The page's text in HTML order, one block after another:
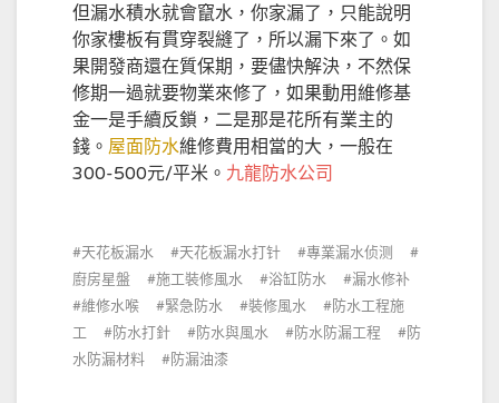
但漏水積水就會竄水，你家漏了，只能說明
你家樓板有貫穿裂縫了，所以漏下來了。如
果開發商還在質保期，要儘快解決，不然保
修期一過就要物業來修了，如果動用維修基
金一是手續反鎖，二是那是花所有業主的
錢。 屋面防水維修費用相當的大，一般在
300-500元/平米。 九龍防水公司
天花板漏水 天花板漏水打针
專業漏水侦测
廚房星盤
施工裝修風水 浴缸防水
漏水修补
維修水喉
緊急防水 裝修風水
防水工程施
工
防水打針 防水與風水 防水防漏工程
防
水防漏材料
防漏油漆